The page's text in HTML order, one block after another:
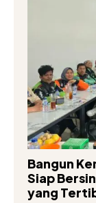
Bangun
Siap
yang